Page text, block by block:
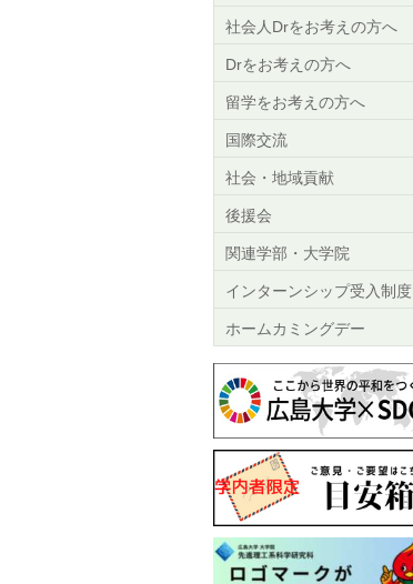
社会人Drをお考えの方へ
Drをお考えの方へ
留学をお考えの方へ
国際交流
社会・地域貢献
後援会
関連学部・大学院
インターンシップ受入制度
ホームカミングデー